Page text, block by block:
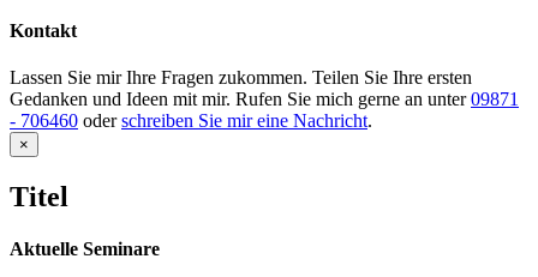
Kontakt
Lassen Sie mir Ihre Fragen zukommen. Teilen Sie Ihre ersten
Gedanken und Ideen mit mir. Rufen Sie mich gerne an unter09871
- 706460 oderschreiben Sie mir eine Nachricht.
Close
product
view
×
Titel
Aktuelle Seminare